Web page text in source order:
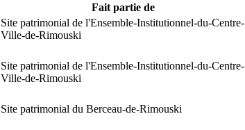
Fait partie de
Site patrimonial de l'Ensemble-Institutionnel-du-Centre-
Ville-de-Rimouski
Site patrimonial de l'Ensemble-Institutionnel-du-Centre-
Ville-de-Rimouski
Site patrimonial du Berceau-de-Rimouski